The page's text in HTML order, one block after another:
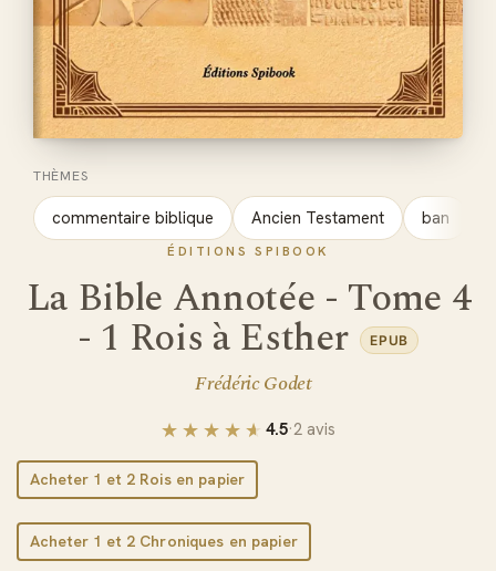
THÈMES
commentaire biblique Ancien Testament ban
ÉDITIONS SPIBOOK
La Bible Annotée - Tome 4
- 1 Rois à Esther EPUB
Frédéric Godet
4.5·2 avis
Acheter 1 et 2 Rois en papier
Acheter 1 et 2 Chroniques en papier